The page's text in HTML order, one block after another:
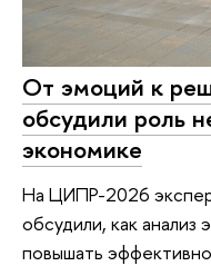
От эмоций к
обсудили роль
экономике
На ЦИПР-2026
обсудили, как
повышать